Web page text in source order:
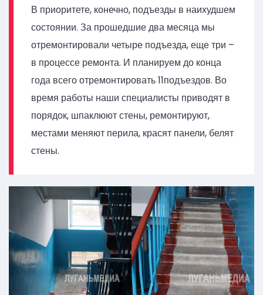
В приоритете, конечно, подъезды в наихудшем
состоянии. За прошедшие два месяца мы
отремонтировали четыре подъезда, еще три –
в процессе ремонта. И планируем до конца
года всего отремонтировать 11подъездов. Во
время работы наши специалисты приводят в
порядок, шпаклюют стены, ремонтируют,
местами меняют перила, красят панели, белят
стены.